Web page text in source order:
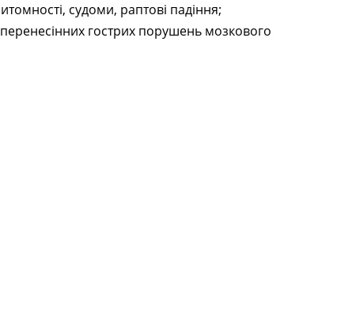
судоми, раптові падіння;
перенесінних гострих порушень мозкового